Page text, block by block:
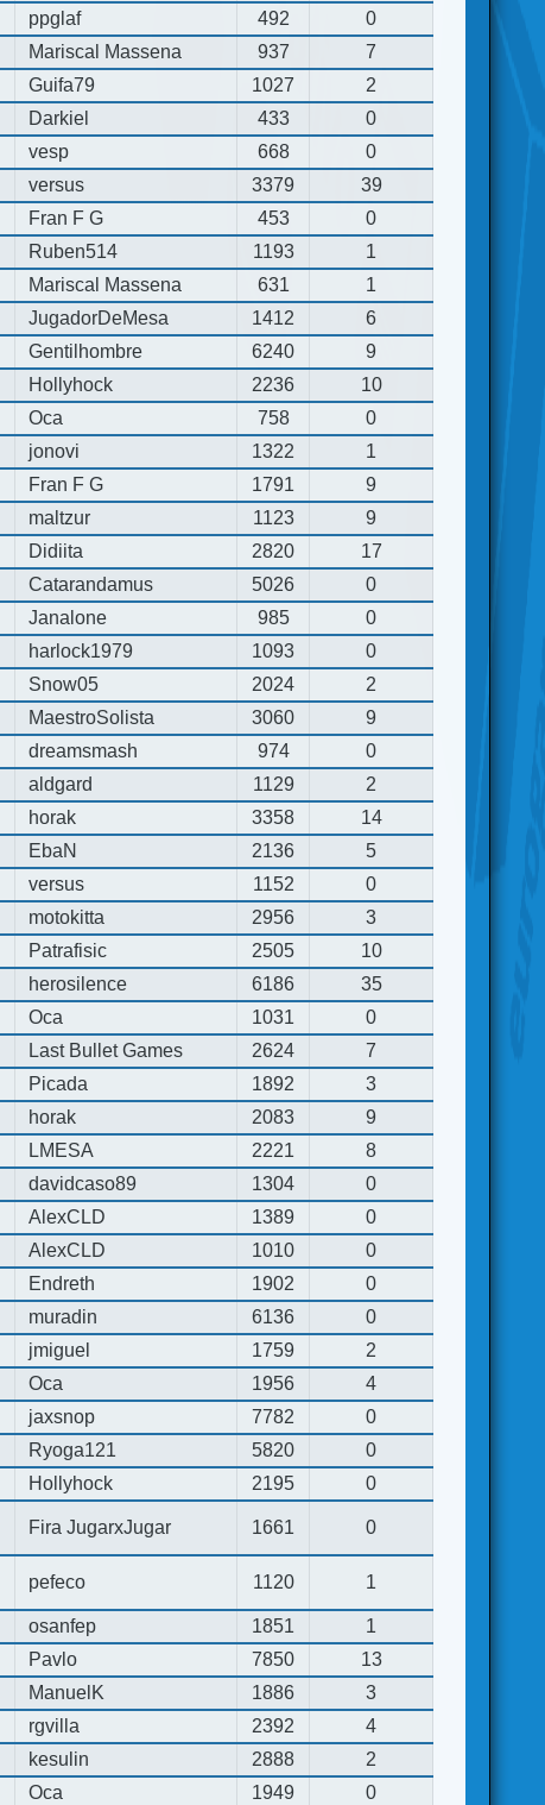
ppglaf 492
0
Mariscal Massena 937
7
Guifa79 1027
2
Darkiel 433
0
vesp 668
0
versus 3379
39
Fran F G 453
0
Ruben514 1193
1
Mariscal Massena 631
1
JugadorDeMesa 1412
6
Gentilhombre 6240
9
Hollyhock 2236
10
Oca 758
0
jonovi 1322
1
Fran F G 1791
9
maltzur 1123
9
Didiita 2820
17
Catarandamus 5026
0
Janalone 985
0
harlock1979 1093
0
Snow05 2024
2
MaestroSolista 3060
9
dreamsmash 974
0
aldgard 1129
2
horak 3358
14
EbaN 2136
5
versus 1152
0
motokitta 2956
3
Patrafisic 2505
10
herosilence 6186
35
Oca 1031
0
Last Bullet Games 2624
7
Picada 1892
3
horak 2083
9
LMESA 2221
8
davidcaso89 1304
0
AlexCLD 1389
0
AlexCLD 1010
0
Endreth 1902
0
muradin 6136
0
jmiguel 1759
2
Oca 1956
4
jaxsnop 7782
0
Ryoga121 5820
0
Hollyhock 2195
0
Fira JugarxJugar 1661 0
pefeco 1120 1
osanfep 1851
1
Pavlo 7850
13
ManuelK 1886
3
rgvilla 2392
4
kesulin 2888
2
Oca 1949 0